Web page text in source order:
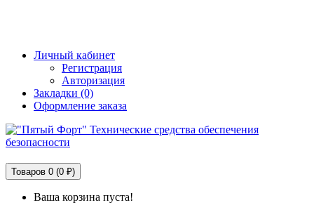
Личный кабинет
Регистрация
Авторизация
Закладки (0)
Оформление заказа
Товаров 0 (0 ₽)
Ваша корзина пуста!